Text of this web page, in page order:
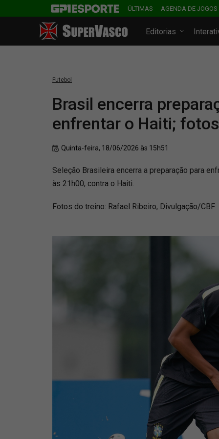
ÚLTIMAS AGENDA DE JOGOS
Editorias
Futebol
Brasil encerra
enfrentar o Haiti; fotos
Quinta-feira, 18/06/2026 às 15h51
Seleção Brasileira encerra a preparação para
às 21h00, contra o Haiti.
Fotos do treino: Rafael Ribeiro, Divulgação/CBF